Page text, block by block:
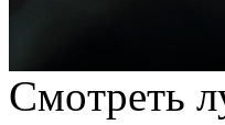
Смoтрeть